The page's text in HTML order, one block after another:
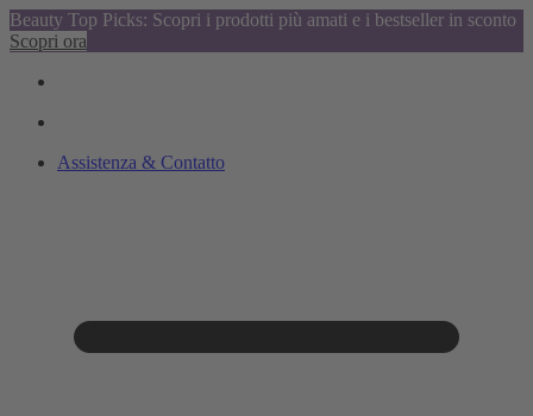
Beauty Top Picks: Scopri i prodotti più amati e i bestseller in sconto
Scopri ora
Assistenza & Contatto